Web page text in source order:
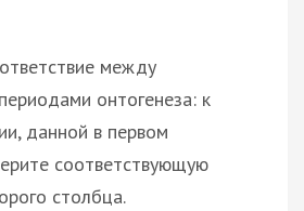
между
онтогенеза: к
данной в первом
соответствующую
столбца.